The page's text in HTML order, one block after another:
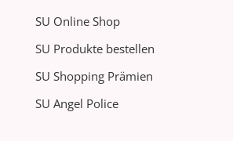
SU Online Shop
SU Produkte bestellen
SU Shopping Prämien
SU Angel Police